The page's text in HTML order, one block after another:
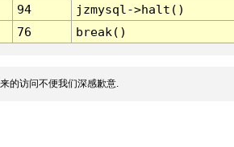
94
jzmysql->halt()
76 break()
的访问不便我们深感歉意.